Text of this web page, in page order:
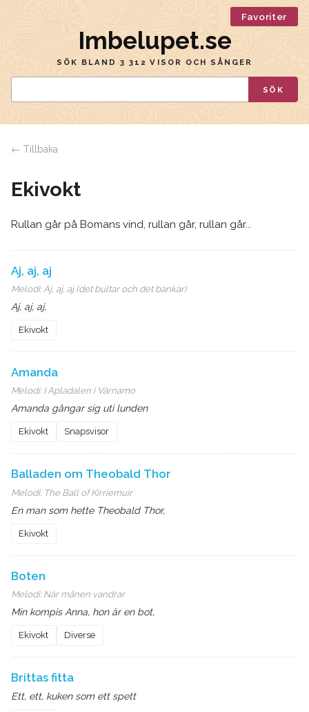
Favoriter
Imbelupet.se
SÖK BLAND 3 312 VISOR OCH SÅNGER
SÖK
← Tillbaka
Ekivokt
Rullan går på Bomans vind, rullan går, rullan går...
Aj, aj, aj
Melodi:Aj, aj, aj (det bultar och det bankar)
Aj, aj, aj,
Ekivokt
Amanda
Melodi: I Apladalen i Värnamo
Amanda gångar sig uti lunden
Ekivokt Snapsvisor
Balladen om Theobald Thor
Melodi: The Ball of Kirriemuir
En man som hette Theobald Thor,
Ekivokt
Boten
Melodi: När månen vandrar
Min kompis Anna, hon är en bot,
Ekivokt Diverse
Brittas fitta
Ett, ett, kuken som ett spett